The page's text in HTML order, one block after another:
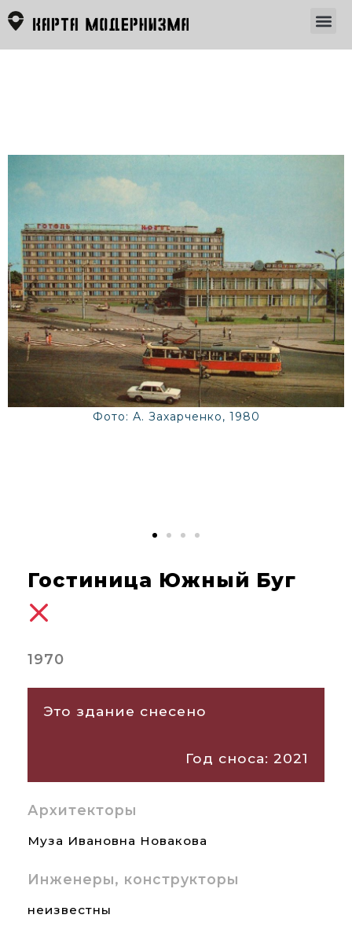
Фото: А. Захарченко, 1980
Гостиница Южный Буг
1970
Это здание снесено
Год сноса: 2021
Архитекторы
Муза Ивановна Новакова
Инженеры, конструкторы
неизвестны